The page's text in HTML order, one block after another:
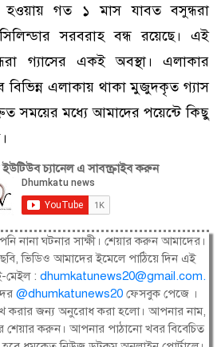
হওয়ায় গত ১ মাস যাবত বসুন্ধরা
সরবরাহ বন্ধ রয়েছে। এই
গ্যাসের একই অবস্থা। এলাকার
বিভিন্ন এলাকায় থাকা মুজুদকৃত গ্যাস
সময়ের মধ্যে আমাদের পয়েন্টে কিছু
চ্যানেল এ সাবস্ক্রাইব করুন
নানা ঘটনার সাক্ষী। শেয়ার করুন আমাদের।
ভিডিও আমাদের ইমেলে পাঠিয়ে দিন এই
মেইল : dhumkatunews20@gmail.com.
@dhumkatunews20 ফেসবুক পেজে ।
করার জন্য অনুরোধ করা হলো। আপনার নাম,
করুন। আপনার পাঠানো খবর বিবেচিত